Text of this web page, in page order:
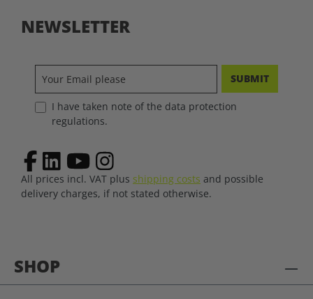
SHOP
NEWSLETTER
SUBMIT
I have taken note of the data protection
regulations.
All prices incl. VAT plus shipping costs and possible
delivery charges, if not stated otherwise.